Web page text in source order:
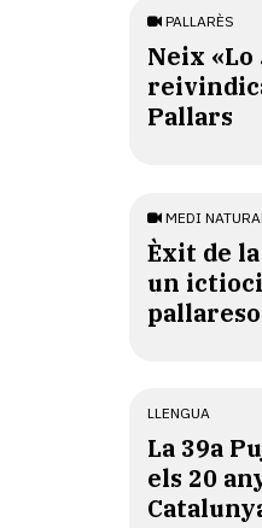
PALLARÈS
​Neix «Lo
Pallars
MEDI NATURAL
Èxit de
un
LLENGUA
​La 39a
els 20